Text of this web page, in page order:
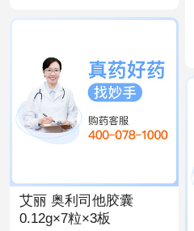
艾丽 奥利司他胶囊
0.12g×7粒×3板